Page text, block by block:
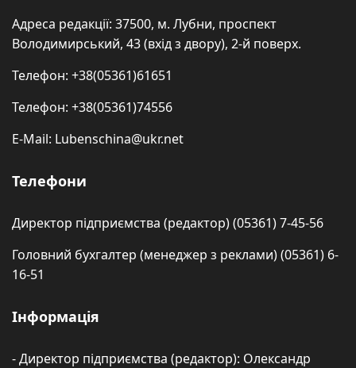
Адреса редакції: 37500, м. Лубни, проспект
Володимирський, 43 (вхід з двору), 2-й поверх.
Телефон: +38(05361)61651
Телефон: +38(05361)74556
E-Mail: Lubenschina@ukr.net
Телефони
Директор підприємства (редактор) (05361) 7-45-56
Головний бухгалтер (менеджер з реклами) (05361) 6-
16-51
Інформація
- Директор підприємства (редактор): Олександр